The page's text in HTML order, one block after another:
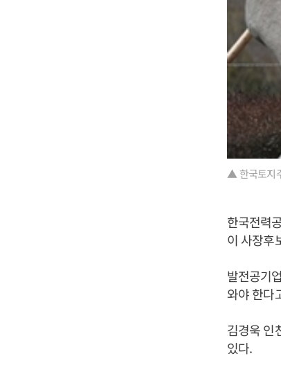
▲ 한국토지
한국전력
이 사장후
발전공기
와야 한다
김경욱 인
있다.